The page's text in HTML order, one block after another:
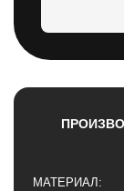
МАТЕРИАЛ: